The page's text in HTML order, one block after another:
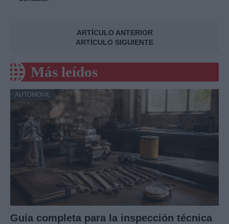
ARTÍCULO ANTERIOR
ARTÍCULO SIGUIENTE
Más leídos
AUTOMOVIL
Guía completa para la inspección técnica